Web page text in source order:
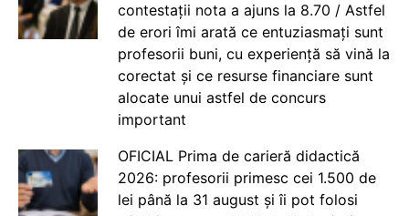
contestații nota a ajuns la 8.70 / Astfel
de erori îmi arată ce entuziasmați sunt
profesorii buni, cu experiență să vină la
corectat și ce resurse financiare sunt
alocate unui astfel de concurs
important
OFICIAL Prima de carieră didactică
2026: profesorii primesc cei 1.500 de
lei până la 31 august și îi pot folosi